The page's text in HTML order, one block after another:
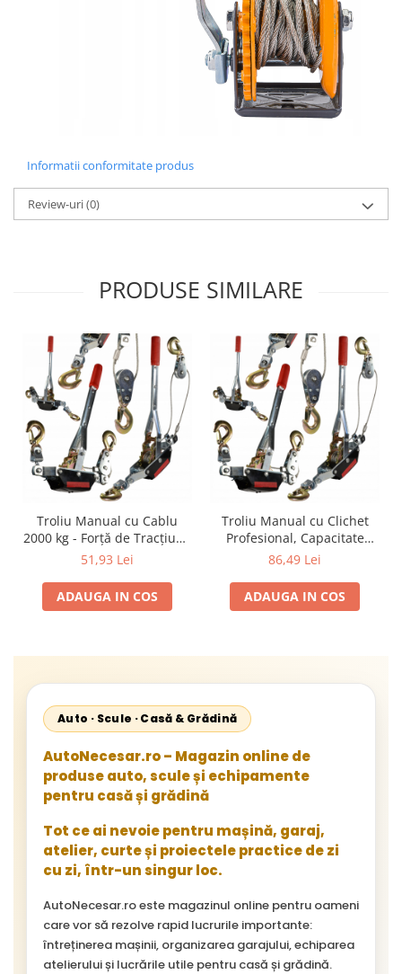
Informatii conformitate produs
Review-uri(0)
PRODUSE SIMILARE
Troliu Manual cu Cablu
2000 kg - Forță de Tracțiune
2 Tone
51,93 Lei
ADAUGA IN COS
Troliu Manual cu Clichet
Profesional, Capacitate
4000 kg, Cablu Oțel 6mm,
86,49 Lei
ADAUGA IN COS
Auto · Scule · Casă & Grădină
AutoNecesar.ro – Magazin online de
produse auto, scule și echipamente
pentru casă și grădină
Tot ce ai nevoie pentru mașină, garaj,
atelier, curte și proiectele practice de zi
cu zi, într-un singur loc.
AutoNecesar.ro este magazinul online pentru oameni
care vor să rezolve rapid lucrurile importante:
întreținerea mașinii, organizarea garajului, echiparea
atelierului și lucrările utile pentru casă și grădină.